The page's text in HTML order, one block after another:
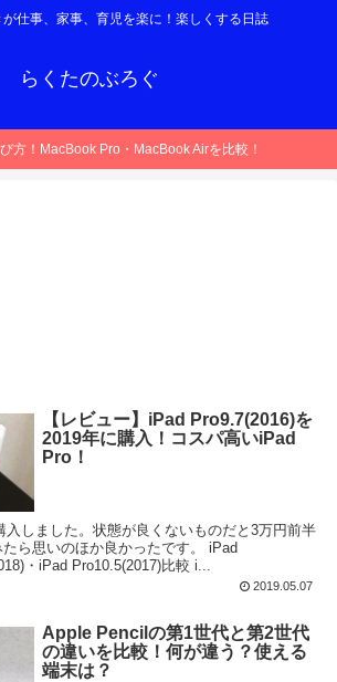
仕事、家事、育児を楽に！楽しくする日誌
らくたのぶろぐ
方！MacBook Pro・MacBook Airを比較！
【レビュー】iPad Pro9.7(2016)を
2019年に購入！コスパ高いiPad
Pro！
入しました。状態が良くないものだと3万円前半
ら思いのほか良かったです。 iPad
・iPad Pro10.5(2017)比較 i...
2019.05.07
Apple Pencilの第1世代と第2世代
の違いを比較！何が違う？使える
端末は？